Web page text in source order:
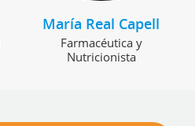
María Real Capell
Farmacéutica y
Nutricionista